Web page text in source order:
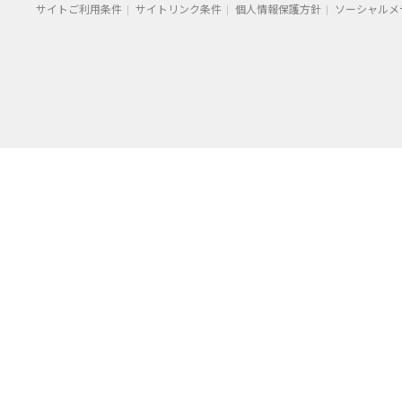
サイトご利用条件 サイトリンク条件 個人情報保護方針 ソーシャル